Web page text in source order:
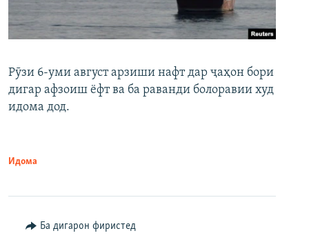
Рӯзи 6-уми август арзиши нафт дар ҷаҳон бори
дигар афзоиш ёфт ва ба раванди болоравии худ
идома дод.
Идома
Ба дигарон фиристед